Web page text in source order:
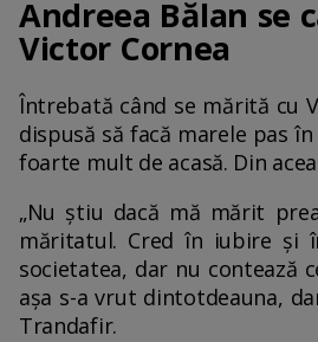
Andreea Bălan se
Victor Cornea
Întrebată când se mărită cu
dispusă să facă marele pas
foarte mult de acasă. Din
„Nu știu dacă mă mărit
măritatul. Cred în iubire și
societatea, dar nu contează
așa s-a vrut dintotdeauna,
Trandafir.